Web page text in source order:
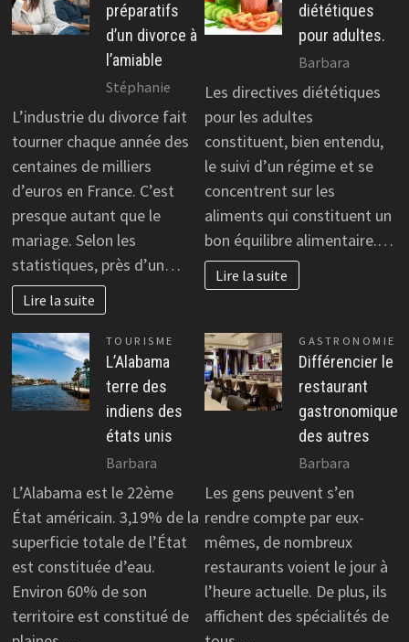
préparatifs
d’un divorce à
l’amiable
Stéphanie
L’industrie du divorce fait
tourner chaque année des
centaines de milliers
d’euros en France. C’est
presque autant que le
mariage. Selon les
statistiques, près d’un…
Lire la suite
diététiques
pour adultes.
Barbara
Les directives diététiques
pour les adultes
constituent, bien entendu,
le suivi d’un régime et se
concentrent sur les
aliments qui constituent un
bon équilibre alimentaire.…
Lire la suite
TOURISME
L’Alabama
terre des
indiens des
états unis
Barbara
L’Alabama est le 22ème
État américain. 3,19% de la
superficie totale de l’État
est constituée d’eau.
Environ 60% de son
territoire est constitué de
GASTRONOMIE
Différencier le
restaurant
gastronomique
des autres
Barbara
Les gens peuvent s’en
rendre compte par eux-
mêmes, de nombreux
restaurants voient le jour à
l’heure actuelle. De plus, ils
affichent des spécialités de